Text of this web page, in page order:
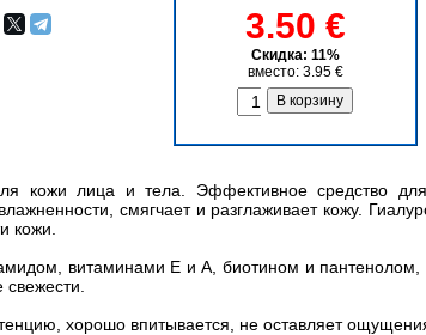
3.50 €
Скидка: 11%
вместо: 3.95 €
кожи лица и тела. Эффективное средство
смягчает и разглаживает кожу.
кожи.
витаминами Е и А, биотином и пантенолом,
хорошо впитывается, не оставляет